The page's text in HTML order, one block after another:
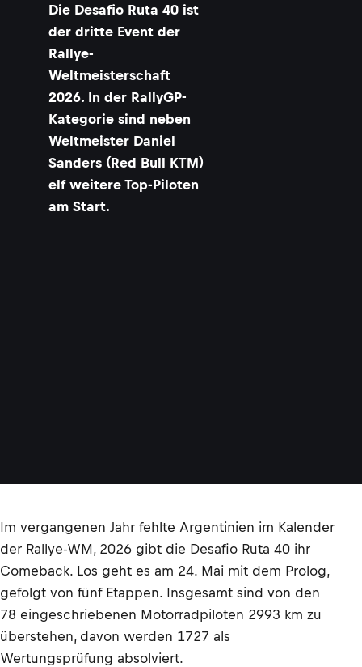
Die Desafio Ruta 40 ist
der dritte Event der
Rallye-
Weltmeisterschaft
2026. In der RallyGP-
Kategorie sind neben
Weltmeister Daniel
Sanders (Red Bull KTM)
elf weitere Top-Piloten
am Start.
Im vergangenen Jahr fehlte Argentinien im Kalender
der Rallye-WM, 2026 gibt die Desafio Ruta 40 ihr
Comeback. Los geht es am 24. Mai mit dem Prolog,
gefolgt von fünf Etappen. Insgesamt sind von den
78 eingeschriebenen Motorradpiloten 2993 km zu
überstehen, davon werden 1727 als
Wertungsprüfung absolviert.